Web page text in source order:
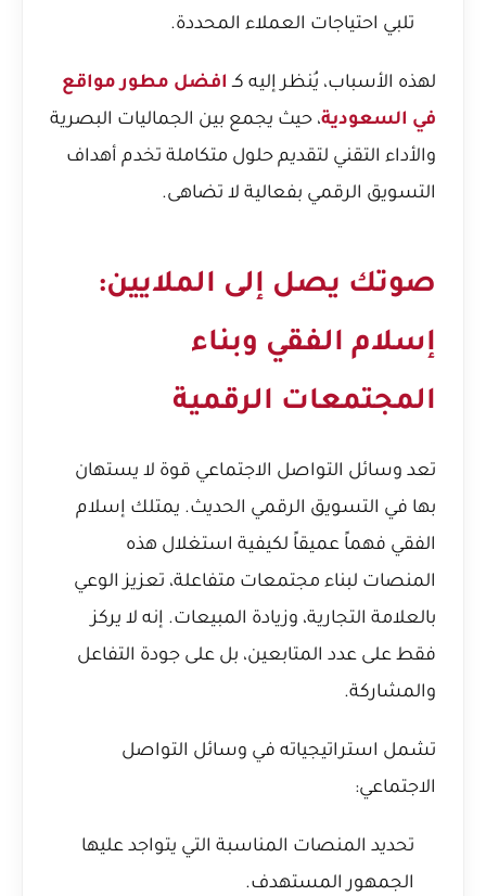
تلبي احتياجات العملاء المحددة.
لهذه الأسباب، يُنظر إليه كـ افضل مطور مواقع
في السعودية، حيث يجمع بين الجماليات البصرية
والأداء التقني لتقديم حلول متكاملة تخدم أهداف
التسويق الرقمي بفعالية لا تضاهى.
صوتك يصل إلى الملايين:
إسلام الفقي وبناء
المجتمعات الرقمية
تعد وسائل التواصل الاجتماعي قوة لا يستهان
بها في التسويق الرقمي الحديث. يمتلك إسلام
الفقي فهماً عميقاً لكيفية استغلال هذه
المنصات لبناء مجتمعات متفاعلة، تعزيز الوعي
بالعلامة التجارية، وزيادة المبيعات. إنه لا يركز
فقط على عدد المتابعين، بل على جودة التفاعل
والمشاركة.
تشمل استراتيجياته في وسائل التواصل
الاجتماعي:
تحديد المنصات المناسبة التي يتواجد عليها
الجمهور المستهدف.